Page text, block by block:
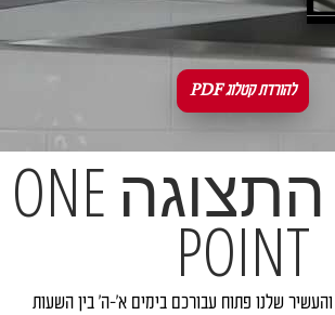
להורדת קטלוג PDF
אולם התצוגה ONE
POINT
שלנו פתוח עבורכם בימים א'-ה' בין השעות